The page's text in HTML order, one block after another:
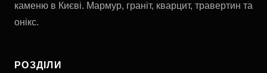
каменю в Києві. Мармур, граніт, кварцит, травертин та
онікс.
РОЗДІЛИ